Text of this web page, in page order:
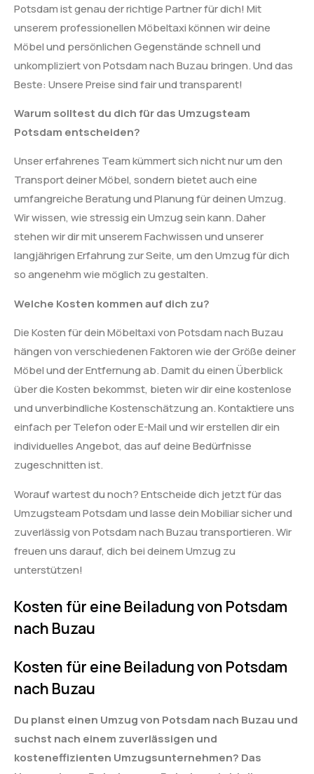
Potsdam ist genau der richtige Partner für dich! Mit
unserem professionellen Möbeltaxi können wir deine
Möbel und persönlichen Gegenstände schnell und
unkompliziert von Potsdam nach Buzau bringen. Und das
Beste: Unsere Preise sind fair und transparent!
Warum solltest du dich für das Umzugsteam
Potsdam entscheiden?
Unser erfahrenes Team kümmert sich nicht nur um den
Transport deiner Möbel, sondern bietet auch eine
umfangreiche Beratung und Planung für deinen Umzug.
Wir wissen, wie stressig ein Umzug sein kann. Daher
stehen wir dir mit unserem Fachwissen und unserer
langjährigen Erfahrung zur Seite, um den Umzug für dich
so angenehm wie möglich zu gestalten.
Welche Kosten kommen auf dich zu?
Die Kosten für dein Möbeltaxi von Potsdam nach Buzau
hängen von verschiedenen Faktoren wie der Größe deiner
Möbel und der Entfernung ab. Damit du einen Überblick
über die Kosten bekommst, bieten wir dir eine kostenlose
und unverbindliche Kostenschätzung an. Kontaktiere uns
einfach per Telefon oder E-Mail und wir erstellen dir ein
individuelles Angebot, das auf deine Bedürfnisse
zugeschnitten ist.
Worauf wartest du noch? Entscheide dich jetzt für das
Umzugsteam Potsdam und lasse dein Mobiliar sicher und
zuverlässig von Potsdam nach Buzau transportieren. Wir
freuen uns darauf, dich bei deinem Umzug zu
unterstützen!
Kosten für eine Beiladung von Potsdam
nach Buzau
Kosten für eine Beiladung von Potsdam
nach Buzau
Du planst einen Umzug von Potsdam nach Buzau und
suchst nach einem zuverlässigen und
kosteneffizienten Umzugsunternehmen? Das